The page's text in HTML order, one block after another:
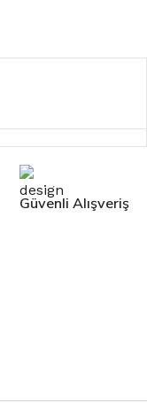
Güvenli Alışveriş